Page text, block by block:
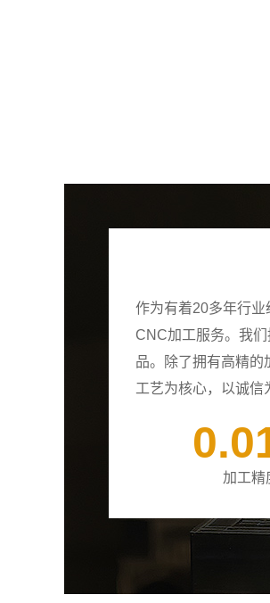
作为有着20多年行
CNC加工服务。我
品。除了拥有高精的
工艺为核心，以诚信
加工精